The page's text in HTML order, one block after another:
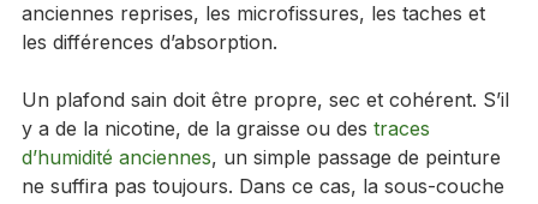
le plafond à la lumière naturelle et repérer les
anciennes reprises, les microfissures, les taches et
Un plafond sain doit être propre, sec et cohérent. S’il
y a de la nicotine, de la graisse ou des traces
d’humidité anciennes, un simple passage de peinture